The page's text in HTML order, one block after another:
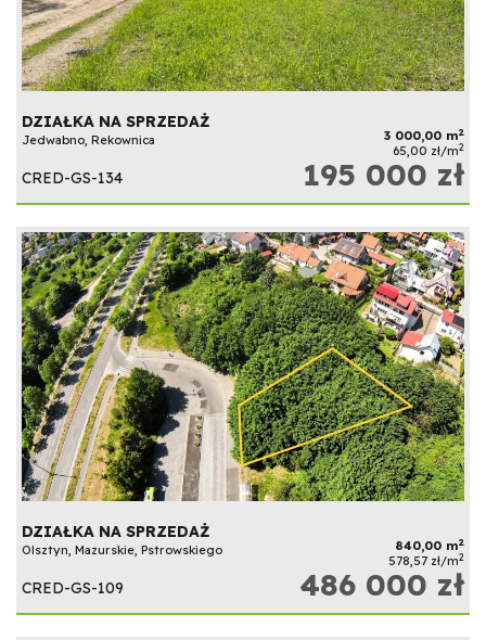
DZIAŁKA NA SPRZEDAŻ
Jedwabno, Rekownica 3 000,00 m2
65,00 zł/m2
CRED-GS-134 195 000 zł
DZIAŁKA NA SPRZEDAŻ
Olsztyn, Mazurskie, Pstrowskiego 840,00 m2
578,57 zł/m2
CRED-GS-109 486 000 zł